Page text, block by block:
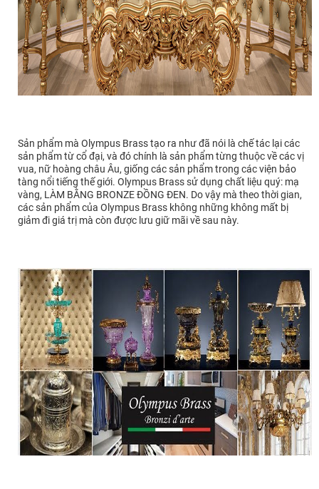
Sản phẩm mà Olympus Brass tạo ra như đã nói là chế tác lại các
sản phẩm từ cổ đại, và đó chính là sản phẩm từng thuộc về các vị
vua, nữ hoàng châu Âu, giống các sản phẩm trong các viện bảo
tàng nổi tiếng thế giới. Olympus Brass sử dụng chất liệu quý: mạ
vàng, LÀM BẰNG BRONZE ĐỒNG ĐEN. Do vậy mà theo thời gian,
các sản phẩm của Olympus Brass không những không mất bị
giảm đi giá trị mà còn được lưu giữ mãi về sau này.